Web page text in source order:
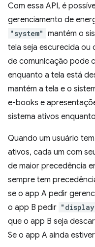
Com essa API, é
gerenciamento de
"system" mantém o
tela seja escurecida ou
de comunicação pode
enquanto a tela está
mantém a tela e o
e-books e
sistema ativos
Quando um usuário
ativos, cada um com
de maior precedência
sempre tem
se o app A pedir
o app B pedir
que o app B seja
Se o app A ainda